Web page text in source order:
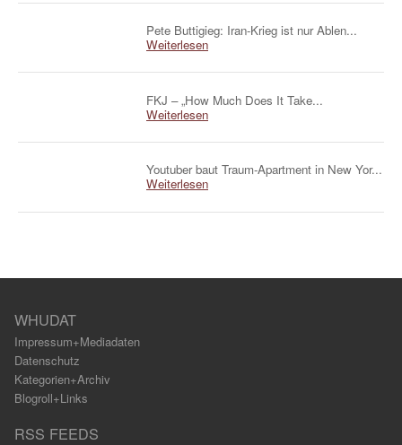
Pete Buttigieg: Iran-Krieg ist nur Ablen...
Weiterlesen
FKJ – „How Much Does It Take...
Weiterlesen
Youtuber baut Traum-Apartment in New Yor...
Weiterlesen
WHUDAT
Impressum+Mediadaten
Datenschutz
Kategorien+Archiv
Blogroll+Links
RSS FEEDS